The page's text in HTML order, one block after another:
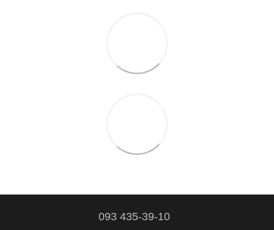
093 435-39-10